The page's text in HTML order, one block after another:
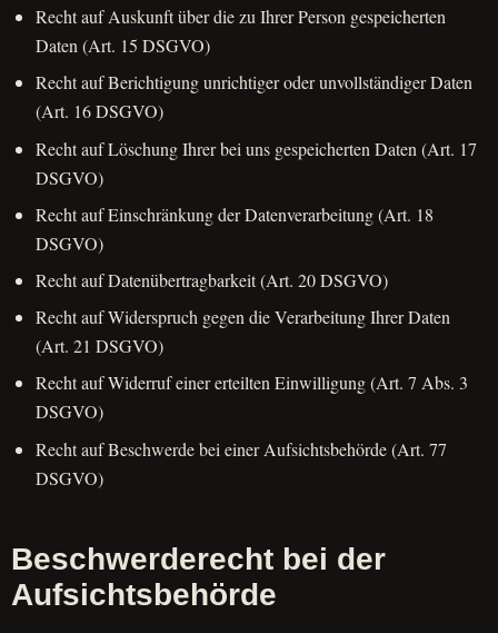
Recht auf Auskunft über die zu Ihrer Person gespeicherten
Daten (Art. 15 DSGVO)
Recht auf Berichtigung unrichtiger oder unvollständiger Daten
(Art. 16 DSGVO)
Recht auf Löschung Ihrer bei uns gespeicherten Daten (Art. 17
DSGVO)
Recht auf Einschränkung der Datenverarbeitung (Art. 18
DSGVO)
Recht auf Datenübertragbarkeit (Art. 20 DSGVO)
Recht auf Widerspruch gegen die Verarbeitung Ihrer Daten
(Art. 21 DSGVO)
Recht auf Widerruf einer erteilten Einwilligung (Art. 7 Abs. 3
DSGVO)
Recht auf Beschwerde bei einer Aufsichtsbehörde (Art. 77
DSGVO)
Beschwerderecht bei der
Aufsichtsbehörde